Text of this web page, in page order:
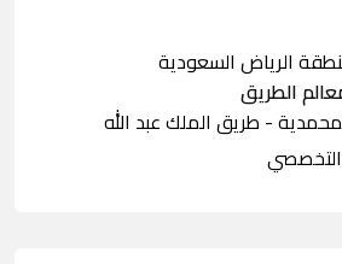
الرياض السعودية
- طريق الملك عبد الله